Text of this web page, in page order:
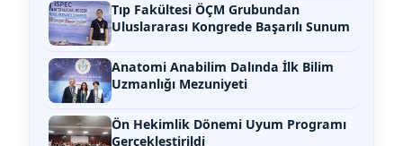
Tıp Fakültesi ÖÇM Grubundan
Uluslararası Kongrede Başarılı Sunum
Anatomi Anabilim Dalında İlk Bilim
Uzmanlığı Mezuniyeti
Ön Hekimlik Dönemi Uyum Programı
Gerçekleştirildi